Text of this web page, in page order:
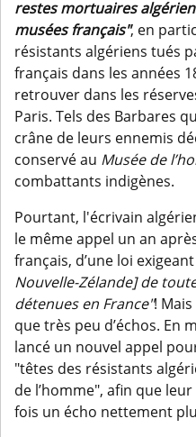
restes mortuaires
musées français", en
résistants algériens tués
français dans les années
retrouver dans les
Paris. Tels des Barbares
crâne de leurs ennemis
conservé au Musée de
combattants indigènes.
Pourtant, l'écrivain
le même appel un an
français, d’une loi
Nouvelle-Zélande] de
détenues en France"!
que très peu d’échos. En
lancé un nouvel appel
"têtes des résistants
de l’homme", afin que
fois un écho nettement